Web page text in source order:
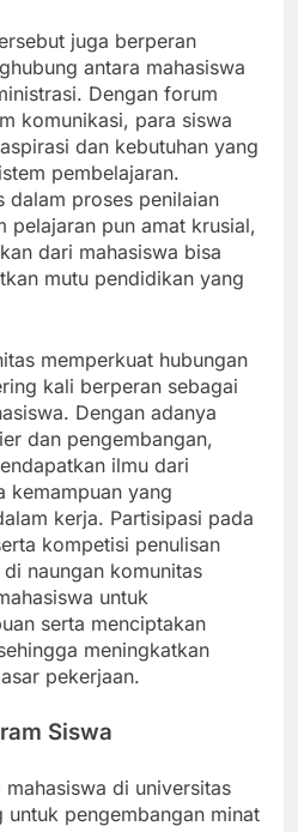
juga berperan
antara mahasiswa
Dengan forum
komunikasi, para siswa
dan kebutuhan yang
pembelajaran.
dalam proses penilaian
pelajaran pun amat krusial,
dari mahasiswa bisa
mutu pendidikan yang
memperkuat hubungan
kali berperan sebagai
Dengan adanya
dan pengembangan,
ilmu dari
kemampuan yang
kerja. Partisipasi pada
kompetisi penulisan
naungan komunitas
untuk
serta menciptakan
meningkatkan
pekerjaan.
Siswa
di universitas
untuk pengembangan minat